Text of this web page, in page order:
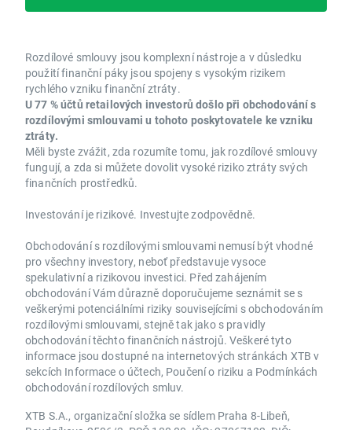
Rozdílové smlouvy jsou komplexní nástroje a v důsledku
použití finanční páky jsou spojeny s vysokým rizikem
rychlého vzniku finanční ztráty.
U 77 % účtů retailových investorů došlo při obchodování s
rozdílovými smlouvami u tohoto poskytovatele ke vzniku
ztráty.
Měli byste zvážit, zda rozumíte tomu, jak rozdílové smlouvy
fungují, a zda si můžete dovolit vysoké riziko ztráty svých
finančních prostředků.
Investování je rizikové. Investujte zodpovědně.
Obchodování s rozdílovými smlouvami nemusí být vhodné
pro všechny investory, neboť představuje vysoce
spekulativní a rizikovou investici. Před zahájením
obchodování Vám důrazně doporučujeme seznámit se s
veškerými potenciálními riziky souvisejícími s obchodováním
rozdílovými smlouvami, stejně tak jako s pravidly
obchodování těchto finančních nástrojů. Veškeré tyto
informace jsou dostupné na internetových stránkách XTB v
sekcích Informace o účtech, Poučení o riziku a Podmínkách
obchodování rozdílových smluv.
XTB S.A., organizační složka se sídlem Praha 8-Libeň,